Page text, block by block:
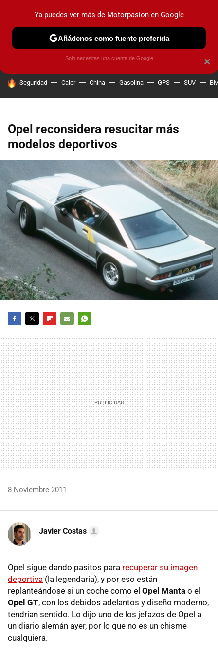
PRUEBAS COCHES ELÉCTRICOS OBSERVATORIO
HOY SE HABLA DE
Seguridad Calor China Gasolina GPS SUV
Opel reconsidera resucitar más
modelos deportivos
MAIL
8 Noviembre 2011
Javier Costas
Opel sigue dando pasitos para recuperar su imagen
deportiva (la legendaria), y por eso están
replanteándose si un coche como el Opel Manta o el
Opel GT, con los debidos adelantos y diseño moderno,
tendrían sentido. Lo dijo uno de los jefazos de Opel a
un diario alemán ayer, por lo que no es un chisme
cualquiera.
×
Ya puedes ver más de Motorpasion en Google
Añádenos como fuente preferida
Solo necesitas una cuenta de Google